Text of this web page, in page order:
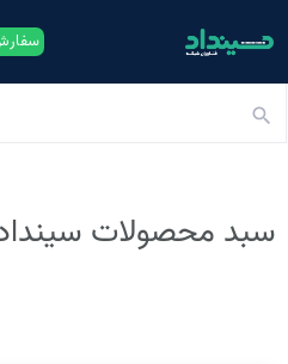
search
سبد محصولات